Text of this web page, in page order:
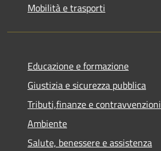
Mobilità e trasporti
Educazione e formazione
Giustizia e sicurezza pubblica
Tributi,finanze e contravvenzioni
Ambiente
Salute, benessere e assistenza